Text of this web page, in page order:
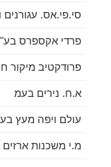
סי.פי.אס. עגורנים
פרדי אקספרס
פרודקטיב מיקור
א.ח. נירים בעמ
עולם ויפה מעץ
מ.י משכנות